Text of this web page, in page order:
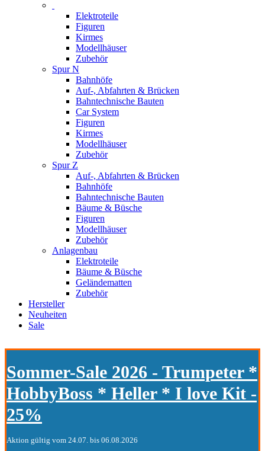
Elektroteile
Figuren
Kirmes
Modellhäuser
Zubehör
Spur N
Bahnhöfe
Auf-, Abfahrten & Brücken
Bahntechnische Bauten
Car System
Figuren
Kirmes
Modellhäuser
Zubehör
Spur Z
Auf-, Abfahrten & Brücken
Bahnhöfe
Bahntechnische Bauten
Bäume & Büsche
Figuren
Modellhäuser
Zubehör
Anlagenbau
Elektroteile
Bäume & Büsche
Geländematten
Zubehör
Hersteller
Neuheiten
Sale
Sommer-Sale 2026 - Trumpeter *
HobbyBoss * Heller * I love Kit -
25%
Aktion gültig vom 24.07. bis 06.08.2026